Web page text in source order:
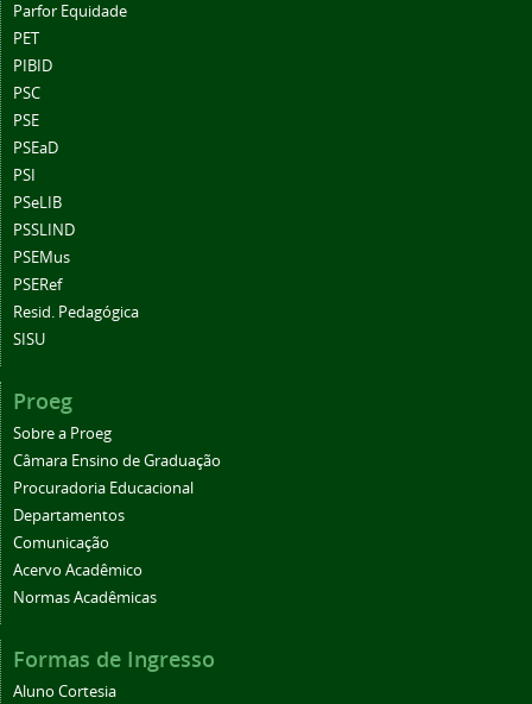
Parfor Equidade
PET
PIBID
PSC
PSE
PSEaD
PSI
PSeLIB
PSSLIND
PSEMus
PSERef
Resid. Pedagógica
SISU
Proeg
Sobre a Proeg
Câmara Ensino de Graduação
Procuradoria Educacional
Departamentos
Comunicação
Acervo Acadêmico
Normas Acadêmicas
Formas de Ingresso
Aluno Cortesia